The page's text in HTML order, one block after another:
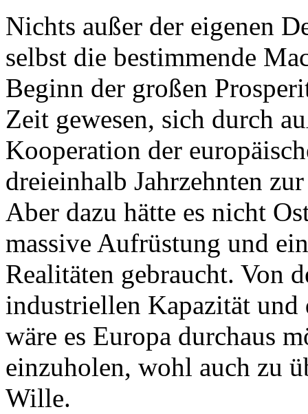
Nichts außer der eigenen
selbst die bestimmende
Beginn der großen
Zeit gewesen, sich durch
Kooperation der
dreieinhalb Jahrzehnten
Aber dazu hätte es nicht
massive Aufrüstung und
Realitäten gebraucht. Von
industriellen Kapazität und
wäre es Europa durchaus
einzuholen, wohl auch zu
Wille.